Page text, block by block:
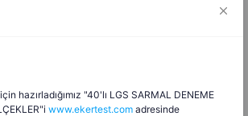
hazırladığımız "40'lı LGS SARMAL DENEME
www.ekertest.com adresinde